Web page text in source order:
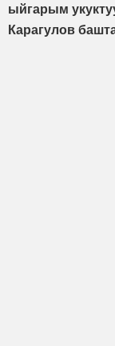
ыйгарым
Карагулов